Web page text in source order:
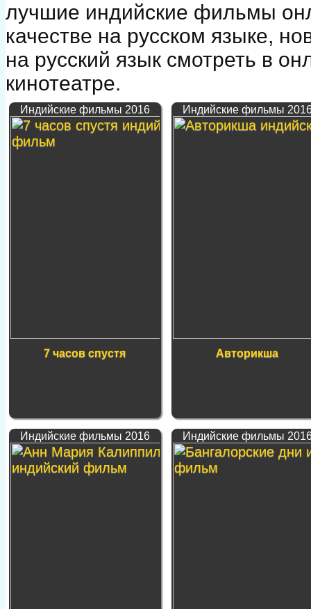
лучшие индийские фильмы
качестве на русском языке,
на русский язык смотреть в
кинотеатре.
Индийские фильмы 2016
7 часов спустя
Индийские фильмы
Авторикша
Индийские фильмы 2016 Индийские фильмы